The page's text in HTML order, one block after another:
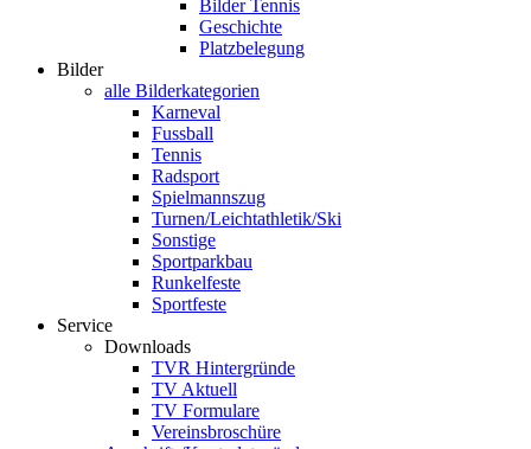
Bilder Tennis
Geschichte
Platzbelegung
Bilder
alle Bilderkategorien
Karneval
Fussball
Tennis
Radsport
Spielmannszug
Turnen/Leichtathletik/Ski
Sonstige
Sportparkbau
Runkelfeste
Sportfeste
Service
Downloads
TVR Hintergründe
TV Aktuell
TV Formulare
Vereinsbroschüre